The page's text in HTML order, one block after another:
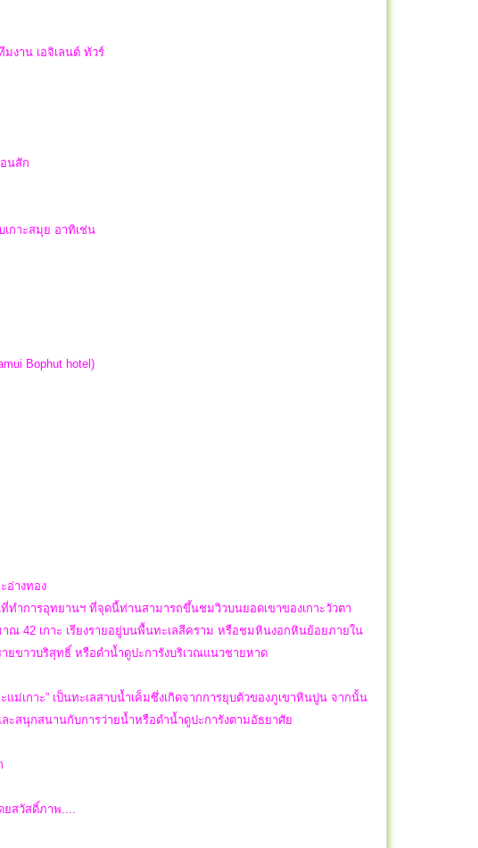
งาน เอจิเลนต์ ทัวร์
นสัก
กาะสมุย อาทิเช่น
Bophut hotel)
อ่างทอง
ทำการอุทยานฯ ที่จุดนี้ท่านสามารถขึ้นชมวิวบนยอดเขาของเกาะวัวตา
42 เกาะ เรียงรายอยู่บนพื้นทะเลสีคราม หรือชมหินงอกหินย้อยภายใน
ขาวบริสุทธิ์ หรือดำน้ำดูปะการังบริเวณแนวชายหาด
ม่เกาะ” เป็นทะเลสาบน้ำเค็มซึ่งเกิดจากการยุบตัวของภูเขาหินปูน จากนั้น
ะสนุกสนานกับการว่ายน้ำหรือดำน้ำดูปะการังตามอัธยาศัย
ยสวัสดิ์ภาพ....